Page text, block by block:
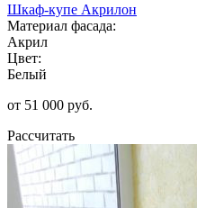
Шкаф-купе Акрилон
Материал фасада:
Акрил
Цвет:
Белый
от 51 000 руб.
Рассчитать